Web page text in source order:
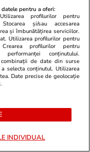
cu IOD
12:09
în weekendul 8-
dar și
pentru a oferi:
profilurilor pentru
și/sau accesarea
și îmbunătățirea serviciilor.
Utilizarea profilurilor pentru
profilurilor pentru
performanței conținutului.
de date din surse
selecta conținutul. Utilizarea
Date precise de geolocație
INDIVIDUAL